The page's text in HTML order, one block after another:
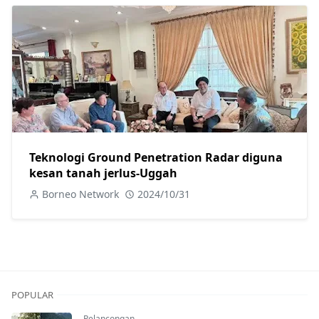
Teknologi Ground Penetration Radar diguna
kesan tanah jerlus-Uggah
Borneo Network 2024/10/31
POPULAR